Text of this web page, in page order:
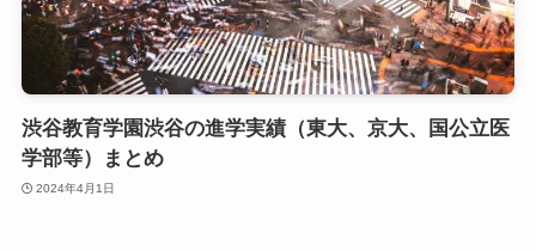
渋谷教育学園渋谷の進学実績（東大、京大、国公立医
学部等）まとめ
2024年4月1日